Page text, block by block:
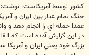
كشور توسط آمريكاست، نوشت:
جنگ تمام عيار بين ايران و
عمدا حمله اي را انجام دهد و
در اين گزارش آمده است كه
بزرگ خود يعني ايران و